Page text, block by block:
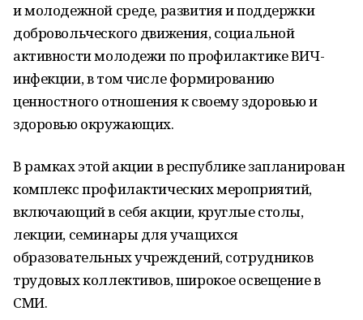
и молодежной среде, развития и поддержки
добровольческого движения, социальной
активности молодежи по профилактике ВИЧ-
инфекции, в том числе формированию
ценностного отношения к своему здоровью и
здоровью окружающих.
В рамках этой акции в республике запланирован
комплекс профилактических мероприятий,
включающий в себя акции, круглые столы,
лекции, семинары для учащихся
образовательных учреждений, сотрудников
трудовых коллективов, широкое освещение в
СМИ.